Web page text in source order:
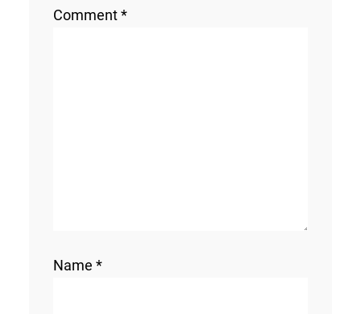
Comment*
Name *